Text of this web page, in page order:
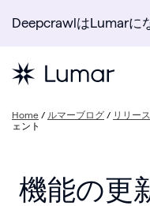
DeepcrawlはLumarに
Home / ルマーブログ / リリース
ェント
機能の更